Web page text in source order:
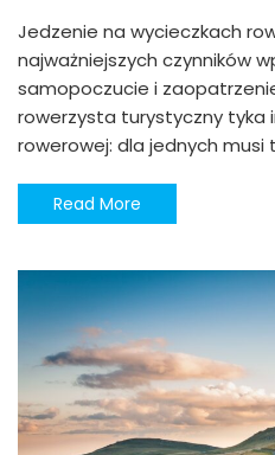
Jedzenie na wycieczkach
najważniejszych czynników
samopoczucie i
rowerzysta turystyczny tyka
rowerowej: dla jednych musi
Read More